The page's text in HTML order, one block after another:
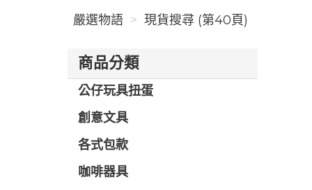
嚴選物語 現貨搜尋 (第40頁)
商品分類
公仔玩具扭蛋
創意文具
各式包款
咖啡器具